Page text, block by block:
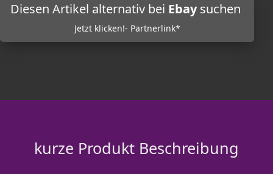
Diesen Artikel alternativ bei Ebaysuchen
Jetzt klicken!- Partnerlink*
kurze Produkt Beschreibung